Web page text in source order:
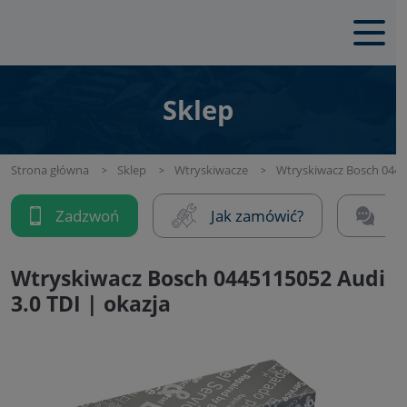
Sklep
Strona główna Sklep Wtryskiwacze Wtryskiwacz Bosch
Zadzwoń Jak zamówić?
Wtryskiwacz Bosch 0445115052 Audi
3.0 TDI | okazja